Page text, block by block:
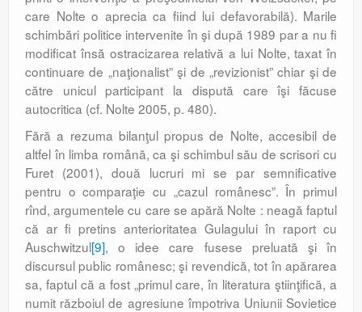
care Nolte o aprecia ca fiind lui defavorabilă). Marile
schimbări politice intervenite în şi după 1989 par a nu fi
modificat însă ostracizarea relativă a lui Nolte, taxat în
continuare de „naţionalist” şi de „revizionist” chiar şi de
către unicul participant la dispută care îşi făcuse
autocritica (cf. Nolte 2005, p. 480).
Fără a rezuma bilanţul propus de Nolte, accesibil de
altfel în limba română, ca şi schimbul său de scrisori cu
Furet (2001), două lucruri mi se par semnificative
pentru o comparaţie cu „cazul românesc”. În primul
rînd, argumentele cu care se apără Nolte : neagă faptul
că ar fi pretins anterioritatea Gulagului în raport cu
Auschwitzul[9], o idee care fusese preluată şi în
discursul public românesc; şi revendică, tot în apărarea
sa, faptul că a fost „primul care, în literatura ştiinţifică, a
numit războiul de agresiune împotriva Uniunii Sovietice